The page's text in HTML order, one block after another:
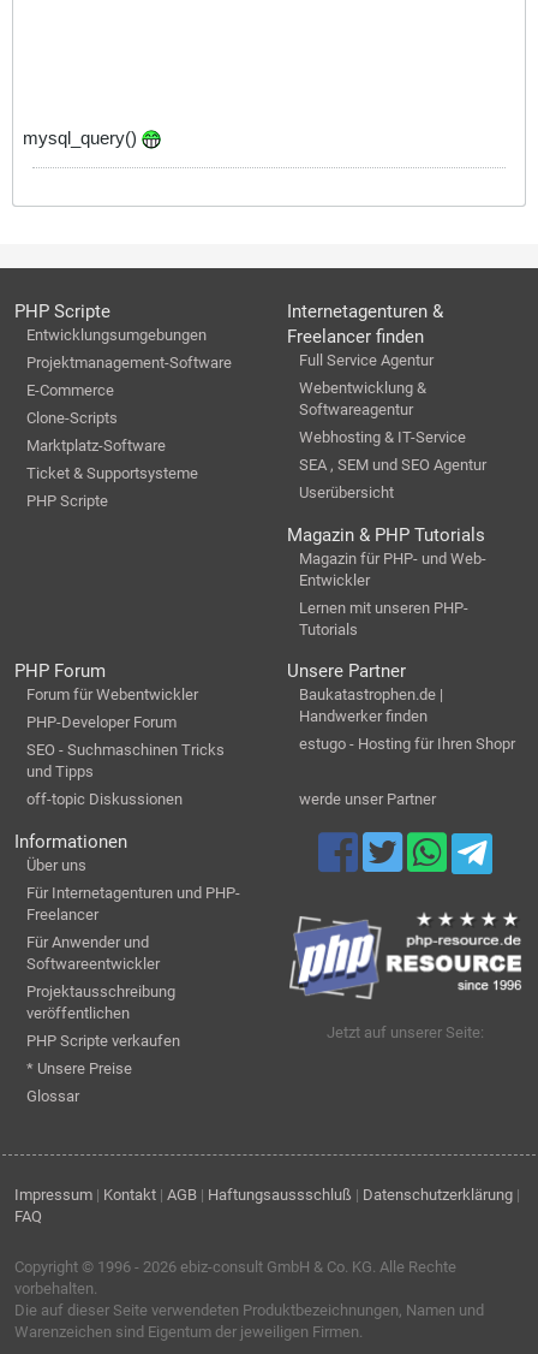
mysql_query()
PHP Scripte
Entwicklungsumgebungen
Projektmanagement-Software
E-Commerce
Clone-Scripts
Marktplatz-Software
Ticket & Supportsysteme
PHP Scripte
Internetagenturen &
Freelancer finden
Full Service Agentur
Webentwicklung &
Softwareagentur
Webhosting & IT-Service
SEA , SEM und SEO Agentur
Userübersicht
Magazin & PHP Tutorials
Magazin für PHP- und Web-
Entwickler
Lernen mit unseren PHP-
Tutorials
PHP Forum
Forum für Webentwickler
PHP-Developer Forum
SEO - Suchmaschinen Tricks
und Tipps
off-topic Diskussionen
Unsere Partner
Baukatastrophen.de |
Handwerker finden
estugo - Hosting für Ihren Shopr
werde unser Partner
Informationen
Über uns
Für Internetagenturen und PHP-
Freelancer
Für Anwender und
Softwareentwickler
Projektausschreibung
veröffentlichen
PHP Scripte verkaufen
* Unsere Preise
Glossar
Jetzt auf unserer Seite:
Impressum | Kontakt | AGB | Haftungsaussschluß | Datenschutzerklärung |
FAQ
Copyright © 1996 - 2026 ebiz-consult GmbH & Co. KG. Alle Rechte
vorbehalten.
Die auf dieser Seite verwendeten Produktbezeichnungen, Namen und
Warenzeichen sind Eigentum der jeweiligen Firmen.